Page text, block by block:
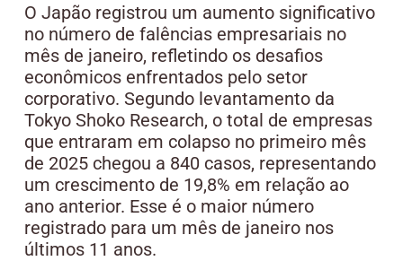
O Japão registrou um aumento significativo
no número de falências empresariais no
mês de janeiro, refletindo os desafios
econômicos enfrentados pelo setor
corporativo. Segundo levantamento da
Tokyo Shoko Research, o total de empresas
que entraram em colapso no primeiro mês
de 2025 chegou a 840 casos, representando
um crescimento de 19,8% em relação ao
ano anterior. Esse é o maior número
registrado para um mês de janeiro nos
últimos 11 anos.